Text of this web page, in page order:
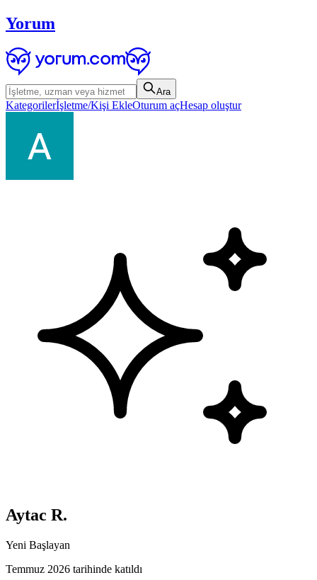
Yorum
Ara
Kategorilerİşletme/Kişi EkleOturum açHesap oluştur
Aytac R.
Yeni Başlayan
Temmuz 2026 tarihinde katıldı